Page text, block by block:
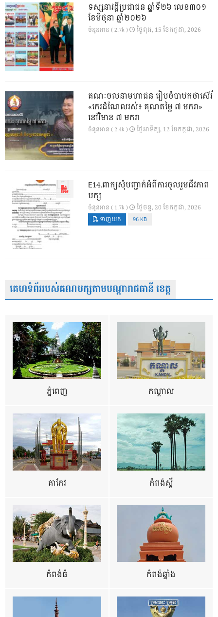
ទស្សនាវដ្ដីប្រជាជន ឆ្នាំទី២៦ លេខ៣០១
ខែមិថុនា ឆ្នាំ២០២៦
ចំនួនអាន ( 2.7k ) ថ្ងៃ​ពុធ, 15 ខែ​កក្កដា, 2026
គណៈចលនាមហាជន រៀបចំបាឋកថាស៊េរី
«កេរដំណែលរស់៖ គុណតម្លៃ ៧ មករា»
នៅវិមាន ៧ មករា
ចំនួនអាន ( 2.4k ) ថ្ងៃ​អាទិត្យ, 12 ខែ​កក្កដា, 2026
E14.ពាក្យសុំបញ្ជាក់អំពីការចូលរួមជីវភាព
បក្ស
ចំនួនអាន ( 1.7k ) ថ្ងៃ​ចន្ទ, 20 ខែ​កក្កដា, 2026
ទាញយក 96 KB
គេហទំព័ររបស់គណបក្សតាមបណ្តារាជធានី ខេត្ត
ភ្នំពេញ កណ្តាល
តាកែវ កំពង់ស្ពឺ
កំពង់ធំ កំពង់ឆ្នាំង